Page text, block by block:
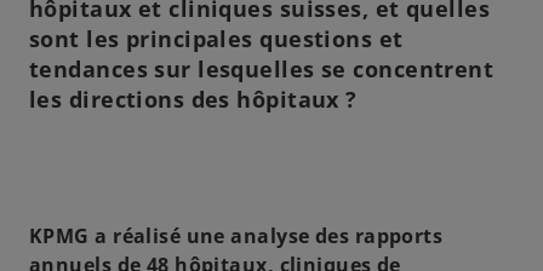
hôpitaux et cliniques suisses, et quelles
sont les principales questions et
tendances sur lesquelles se concentrent
les directions des hôpitaux ?
KPMG a réalisé une analyse des rapports
annuels de 48 hôpitaux, cliniques de